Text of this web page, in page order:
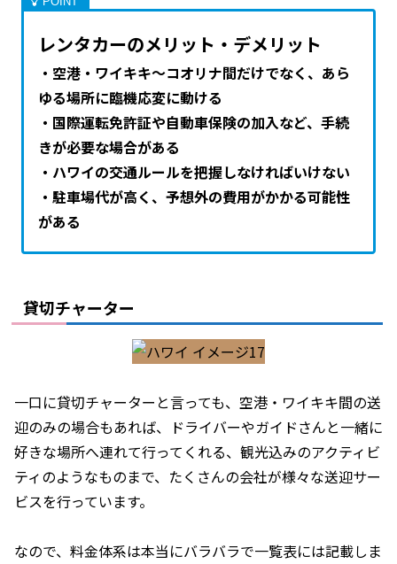
レンタカーのメリット・デメリット
・空港・ワイキキ～コオリナ間だけでなく、あら
ゆる場所に臨機応変に動ける
・国際運転免許証や自動車保険の加入など、手続
きが必要な場合がある
・ハワイの交通ルールを把握しなければいけない
・駐車場代が高く、予想外の費用がかかる可能性
がある
貸切チャーター
一口に貸切チャーターと言っても、空港・ワイキキ間の送
迎のみの場合もあれば、ドライバーやガイドさんと一緒に
好きな場所へ連れて行ってくれる、観光込みのアクティビ
ティのようなものまで、たくさんの会社が様々な送迎サー
ビスを行っています。
なので、料金体系は本当にバラバラで一覧表には記載しま